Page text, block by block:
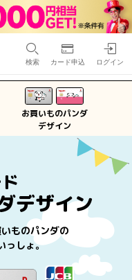
検索 カード申込 ログイン
デザイン
ものパンダの
っしょ。
お買いものパンダ
デザイン